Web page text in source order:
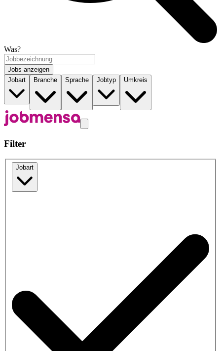
Was?
Jobs anzeigen
Jobart
Branche Sprache Jobtyp Umkreis
Filter
Jobart